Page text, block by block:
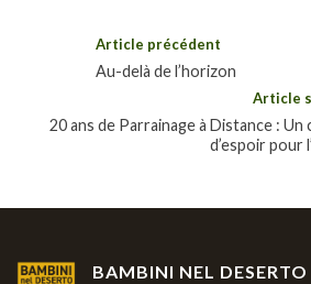
Article précédent
Au-delà de l’horizon
Article
20 ans de Parrainage à Distance : Un
d’espoir pour
BAMBINI NEL DESERTO